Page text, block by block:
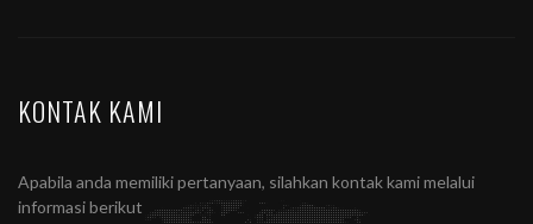
KONTAK KAMI
Apabila anda memiliki pertanyaan, silahkan kontak kami melalui
informasi berikut